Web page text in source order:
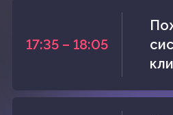
17:35 – 18:05